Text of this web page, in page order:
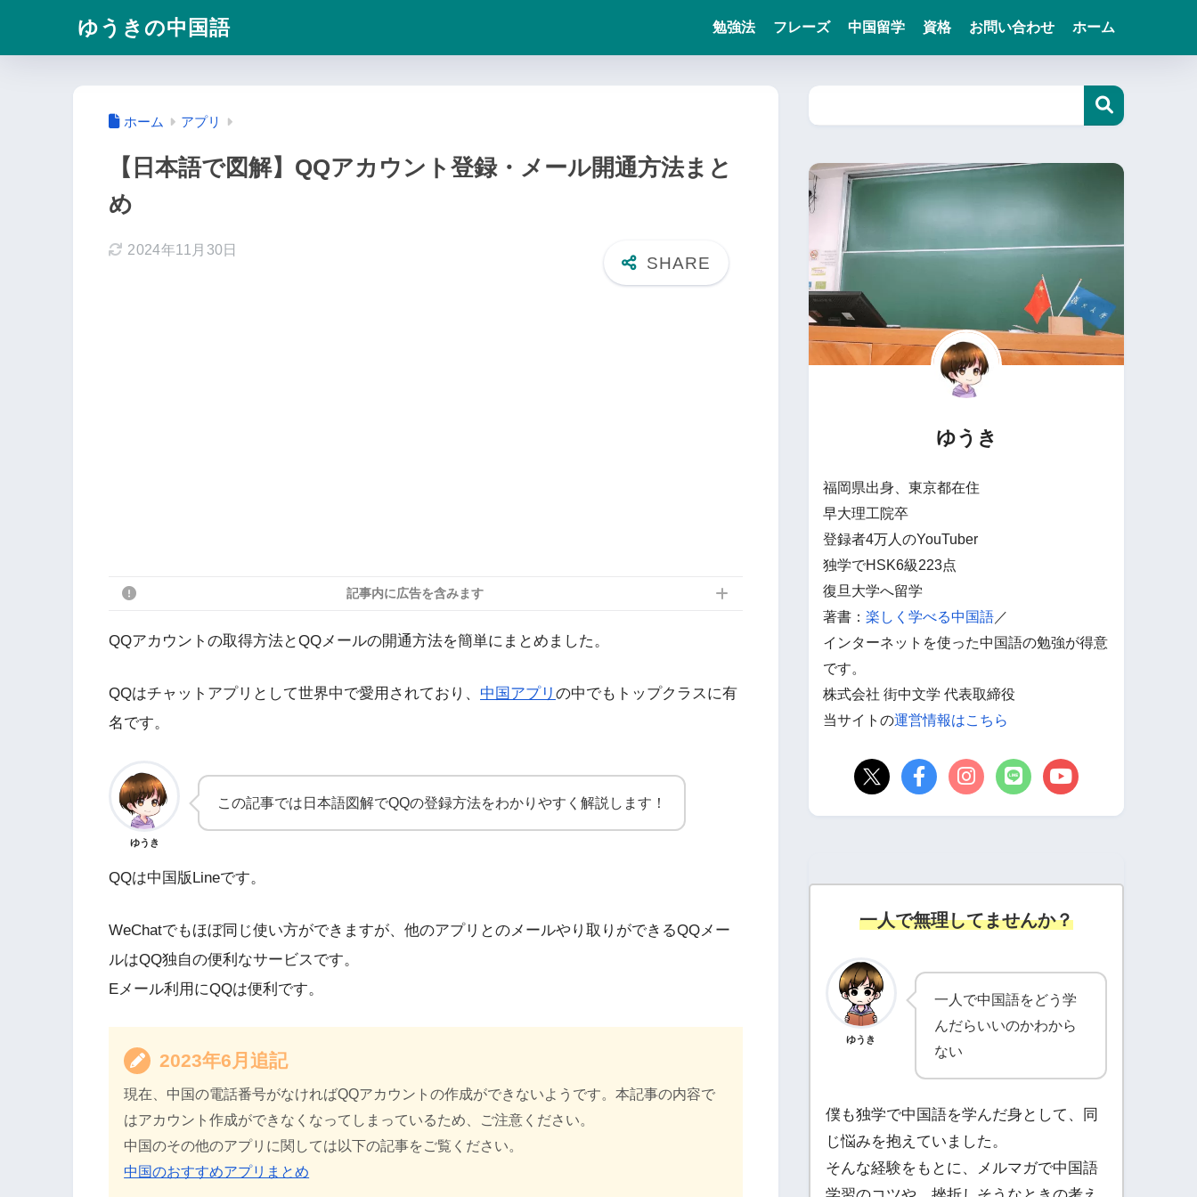
ゆうきの中国語 勉強法 フレーズ 中国留学 資格 お問い合わせ ホーム
ホーム アプリ
【日本語で図解】QQアカウント登録・メール開通方法まと
め
2024年11月30日
記事内に広告を含みます
QQアカウントの取得方法とQQメールの開通方法を簡単にまとめました。
QQはチャットアプリとして世界中で愛用されており、 中国アプリ の中でもトップクラスに有
名です。
ゆうき
この記事では日本語図解でQQの登録方法をわかりやすく解説します！
QQは中国版Lineです。
WeChatでもほぼ同じ使い方ができますが、他のアプリとのメールやり取りができるQQメー
ルはQQ独自の便利なサービスです。
Eメール利用にQQは便利です。
2023年6月追記
現在、中国の電話番号がなければQQアカウントの作成ができないようです。本記事の内容で
はアカウント作成ができなくなってしまっているため、ご注意ください。
中国のその他のアプリに関しては以下の記事をご覧ください。
中国のおすすめアプリまとめ
ゆうき
福岡県出身、東京都在住
早大理工院卒
登録者4万人のYouTuber
独学でHSK6級223点
復旦大学へ留学
著書： 楽しく学べる中国語 ／
インターネットを使った中国語の勉強が得意
です。
株式会社 街中文学 代表取締役
当サイトの運営情報はこちら
一人で無理してませんか？
ゆうき
一人で中国語をどう学
んだらいいのかわから
ない
僕も独学で中国語を学んだ身として、同
じ悩みを抱えていました。
そんな経験をもとに、メルマガで中国語